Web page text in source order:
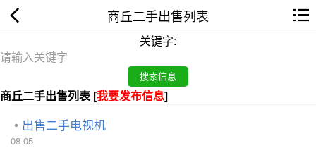
商丘二手出售列表
关键字:
商丘二手出售列表 [我要发布信息]
出售二手电视机
08-05